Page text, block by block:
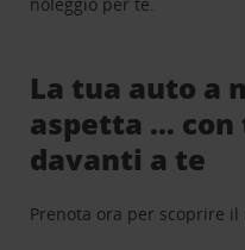
La tua auto a
aspetta …
davanti a te
Prenota ora per scoprire il